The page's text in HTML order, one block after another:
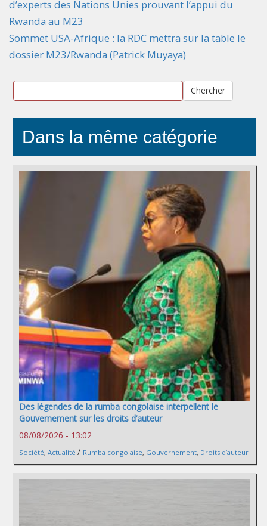
d’experts des Nations Unies prouvant l’appui du
Rwanda au M23
Sommet USA-Afrique : la RDC mettra sur la table le
dossier M23/Rwanda (Patrick Muyaya)
Chercher
Dans la même catégorie
Des légendes de la rumba congolaise interpellent le
Gouvernement sur les droits d’auteur
08/08/2026 - 13:02
Société, Actualité / Rumba congolaise, Gouvernement, Droits d’auteur